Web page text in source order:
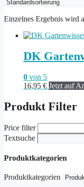
Einzelnes Ergebnis wird
DK
0 von 5
16,95 € Jetzt auf
Produkt Filter
Price filter
Textsuche
Produktkategorien
Produktkategorien